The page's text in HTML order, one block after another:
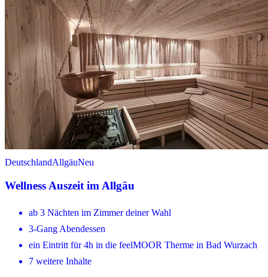
DeutschlandAllgäuNeu
Wellness Auszeit im Allgäu
ab 3 Nächten im Zimmer deiner Wahl
3-Gang Abendessen
ein Eintritt für 4h in die feelMOOR Therme in Bad Wurzach
7 weitere Inhalte